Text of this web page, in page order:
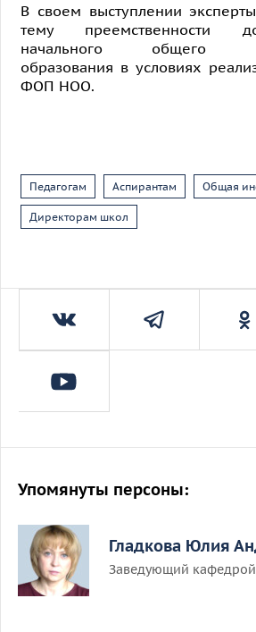
В своем выступлении
тему преемственности
начального общего
образования в условиях
ФОП НОО.
Педагогам Аспирантам Общая
Директорам школ
Упомянуты персоны:
Гладкова Юлия
Заведующий кафедрой